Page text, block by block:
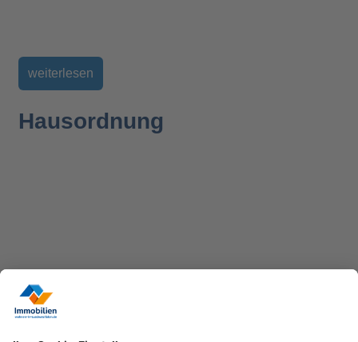
weiterlesen
Hausordnung